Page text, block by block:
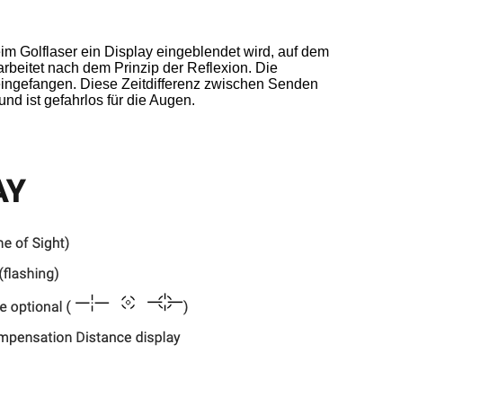
Golflaser ein Display eingeblendet wird, auf dem
nach dem Prinzip der Reflexion. Die
Diese Zeitdifferenz zwischen Senden
ist gefahrlos für die Augen.